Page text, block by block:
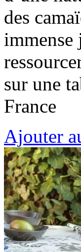
des
sur une
France
Ajouter